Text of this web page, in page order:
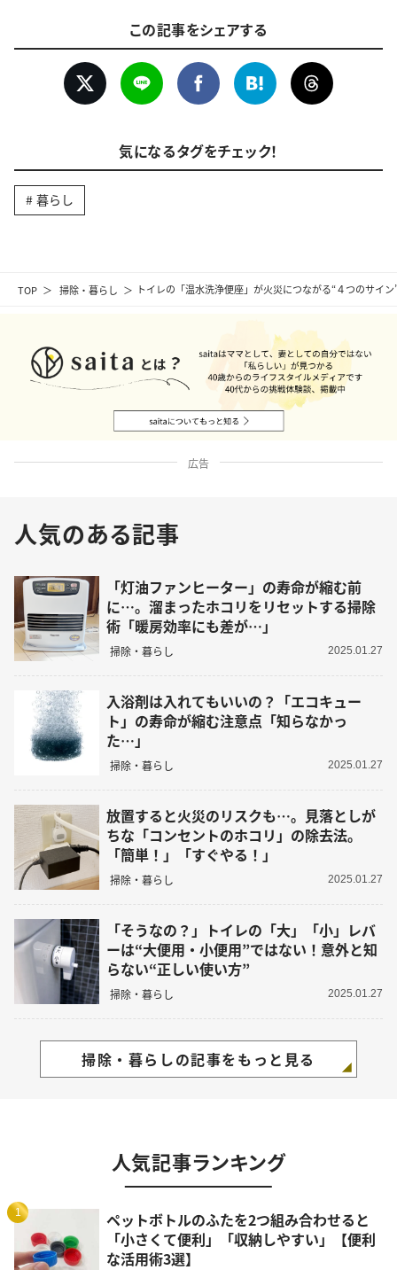
TOP 掃除・暮らし トイレの「温水洗浄便座」が火災につながる“４つのサイ
この記事をシェアする
気になるタグをチェック！
暮らし
広告
人気のある記事
「灯油ファンヒーター」の寿命が縮む前
に…。溜まったホコリをリセットする掃除
術「暖房効率にも差が…」
掃除・暮らし 2025.01.27
入浴剤は入れてもいいの？「エコキュー
ト」の寿命が縮む注意点「知らなかっ
た…」
掃除・暮らし 2025.01.27
放置すると火災のリスクも…。見落としが
ちな「コンセントのホコリ」の除去法。
「簡単！」「すぐやる！」
掃除・暮らし 2025.01.27
「そうなの？」トイレの「大」「小」レバ
ーは“大便用・小便用”ではない！意外と知
らない“正しい使い方”
掃除・暮らし 2025.01.27
掃除・暮らしの記事をもっと見る
人気記事ランキング
1
ペットボトルのふたを2つ組み合わせると
「小さくて便利」「収納しやすい」【便利
な活用術3選】